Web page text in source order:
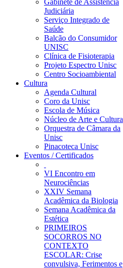
Gabinete de Assistência
Judiciária
Serviço Integrado de
Saúde
Balcão do Consumidor
UNISC
Clínica de Fisioterapia
Projeto Espectro Unisc
Centro Socioambiental
Cultura
Agenda Cultural
Coro da Unisc
Escola de Música
Núcleo de Arte e Cultura
Orquestra de Câmara da
Unisc
Pinacoteca Unisc
Eventos / Certificados
VI Encontro em
Neurociências
XXIV Semana
Acadêmica da Biologia
Semana Acadêmica da
Estética
PRIMEIROS
SOCORROS NO
CONTEXTO
ESCOLAR: Crise
convulsiva, Ferimentos e